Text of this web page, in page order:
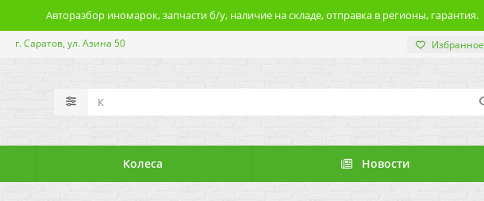
Авторазбор иномарок, запчасти б/у, наличие на складе, отправка в регионы, гарантия.
г. Саратов, ул. Азина 50 Избранное
Колеса Новости